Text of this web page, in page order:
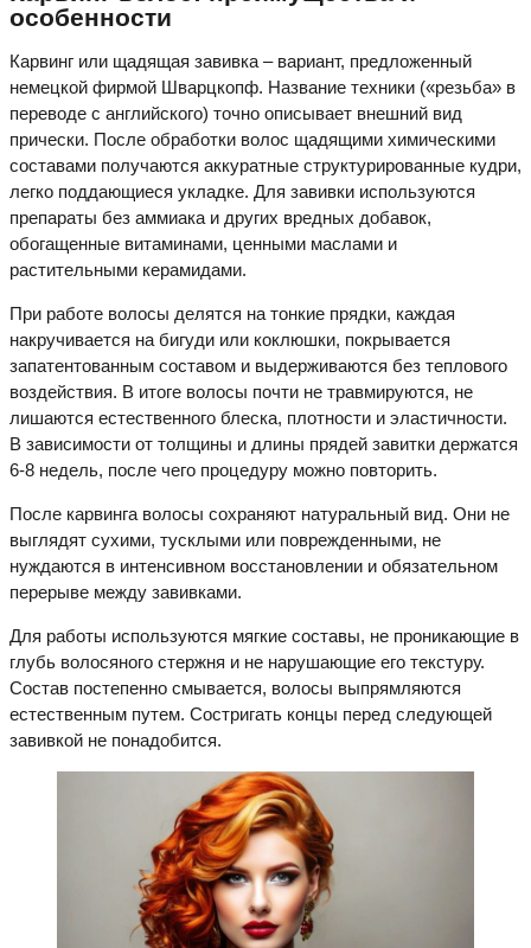
особенности
Карвинг или щадящая завивка – вариант, предложенный
немецкой фирмой Шварцкопф. Название техники («резьба» в
переводе с английского) точно описывает внешний вид
прически. После обработки волос щадящими химическими
составами получаются аккуратные структурированные кудри,
легко поддающиеся укладке. Для завивки используются
препараты без аммиака и других вредных добавок,
обогащенные витаминами, ценными маслами и
растительными керамидами.
При работе волосы делятся на тонкие прядки, каждая
накручивается на бигуди или коклюшки, покрывается
запатентованным составом и выдерживаются без теплового
воздействия. В итоге волосы почти не травмируются, не
лишаются естественного блеска, плотности и эластичности.
В зависимости от толщины и длины прядей завитки держатся
6-8 недель, после чего процедуру можно повторить.
После карвинга волосы сохраняют натуральный вид. Они не
выглядят сухими, тусклыми или поврежденными, не
нуждаются в интенсивном восстановлении и обязательном
перерыве между завивками.
Для работы используются мягкие составы, не проникающие в
глубь волосяного стержня и не нарушающие его текстуру.
Состав постепенно смывается, волосы выпрямляются
естественным путем. Состригать концы перед следующей
завивкой не понадобится.